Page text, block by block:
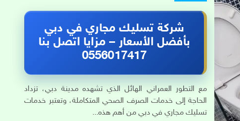
شركة تسليك مجاري في دبي
بأفضل الأسعار – مزايا اتصل بنا
0556017417
مع التطور العمراني الهائل الذي تشهده مدينة دبي، تزداد
الحاجة إلى خدمات الصرف الصحي المتكاملة، وتعتبر خدمات
تسليك مجاري في دبي من أهم هذه...